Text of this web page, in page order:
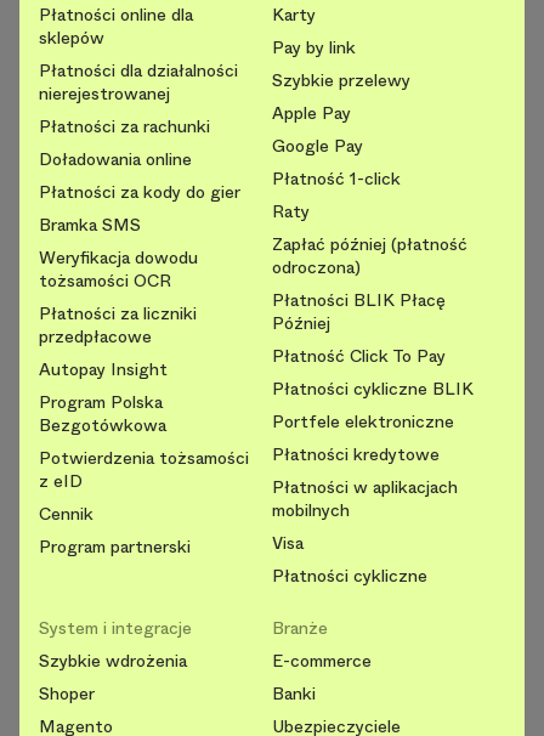
Płatności online dla
sklepów
Płatności dla działalności
nierejestrowanej
Płatności za rachunki
Doładowania online
Płatności za kody do gier
Bramka SMS
Weryfikacja dowodu
tożsamości OCR
Płatności za liczniki
przedpłacowe
Autopay Insight
Program Polska
Bezgotówkowa
Potwierdzenia tożsamości
z eID
Cennik
Program partnerski
Karty
Pay by link
Szybkie przelewy
Apple Pay
Google Pay
Płatność 1-click
Raty
Zapłać później (płatność
odroczona)
Płatności BLIK Płacę
Później
Płatność Click To Pay
Płatności cykliczne BLIK
Portfele elektroniczne
Płatności kredytowe
Płatności w aplikacjach
mobilnych
Visa
Płatności cykliczne
System i integracje
Szybkie wdrożenia
Shoper
Magento
Branże
E-commerce
Banki
Ubezpieczyciele